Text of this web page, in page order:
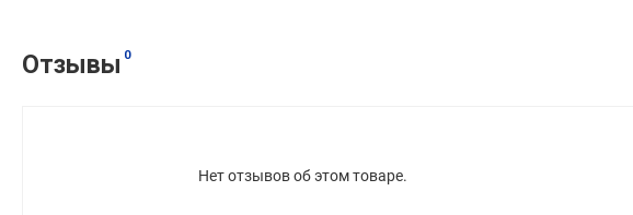
Отзывы 0
Нет отзывов об этом товаре.